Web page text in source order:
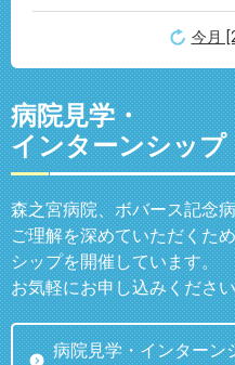
今月
病院見学・
インターンシップ
森之宮病院、ボバース記念
ご理解を深めていただくた
シップを開催しています。
お気軽にお申し込みくださ
病院見学・インターン